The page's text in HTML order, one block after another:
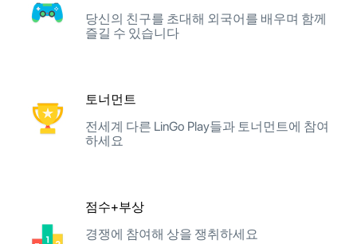
당신의 친구를 초대해 외국어를 배우며 함께
즐길 수 있습니다
토너먼트
전세계 다른 LinGo Play들과 토너먼트에 참여
하세요
점수+부상
경쟁에 참여해 상을 쟁취하세요